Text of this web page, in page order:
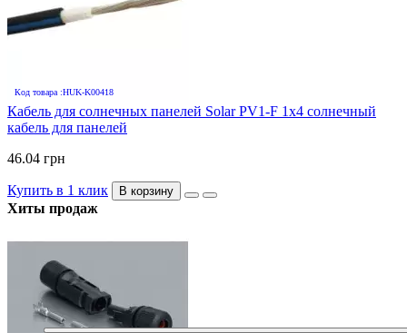
Код товара :HUK-K00418
Кабель для солнечных панелей Solar PV1-F 1х4 солнечный
кабель для панелей
46.04 грн
Купить в 1 клик В корзину
Хиты продаж